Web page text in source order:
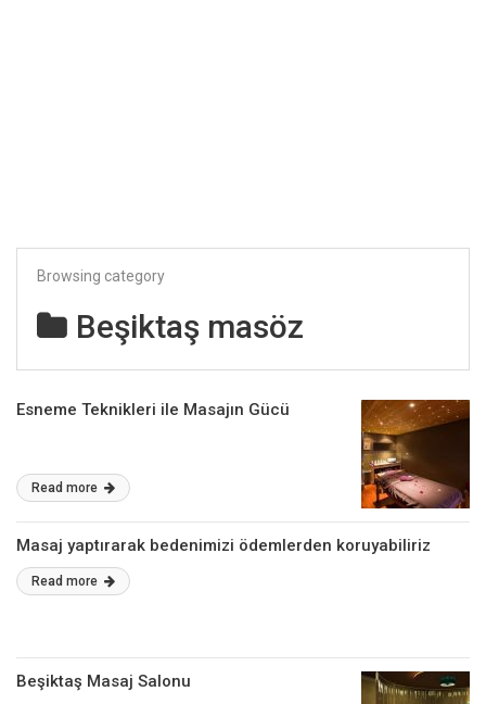
Browsing category
Beşiktaş masöz
Esneme Teknikleri ile Masajın Gücü
Read more
Masaj yaptırarak bedenimizi ödemlerden koruyabiliriz
Read more
Beşiktaş Masaj Salonu